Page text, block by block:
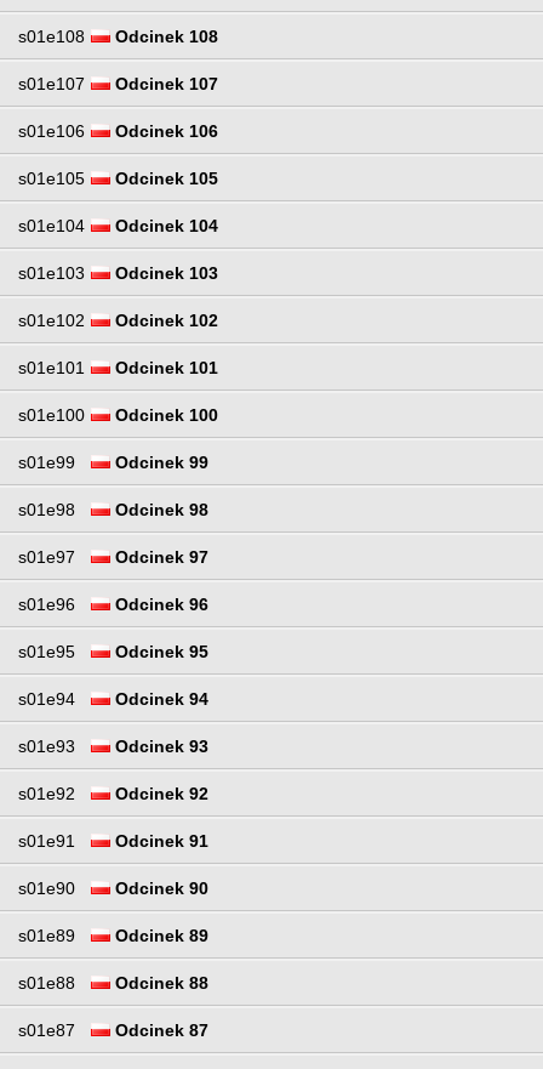
s01e108 Odcinek 108
s01e107 Odcinek 107
s01e106 Odcinek 106
s01e105 Odcinek 105
s01e104 Odcinek 104
s01e103 Odcinek 103
s01e102 Odcinek 102
s01e101 Odcinek 101
s01e100 Odcinek 100
s01e99 Odcinek 99
s01e98 Odcinek 98
s01e97 Odcinek 97
s01e96 Odcinek 96
s01e95 Odcinek 95
s01e94 Odcinek 94
s01e93 Odcinek 93
s01e92 Odcinek 92
s01e91 Odcinek 91
s01e90 Odcinek 90
s01e89 Odcinek 89
s01e88 Odcinek 88
s01e87 Odcinek 87